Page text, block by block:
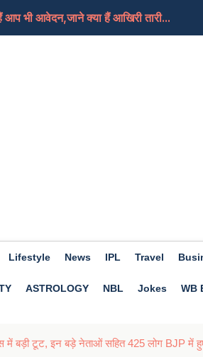
भी आवेदन,जाने क्या हैं आखिरी तारी...
कामकाज में मिलेगी सफलता, जाने क्या...
Lifestyle News IPL Travel
ASTROLOGY NBL Jokes WB
में बड़ी टूट, इन बड़े नेताओं सहित 425 लोग BJP में